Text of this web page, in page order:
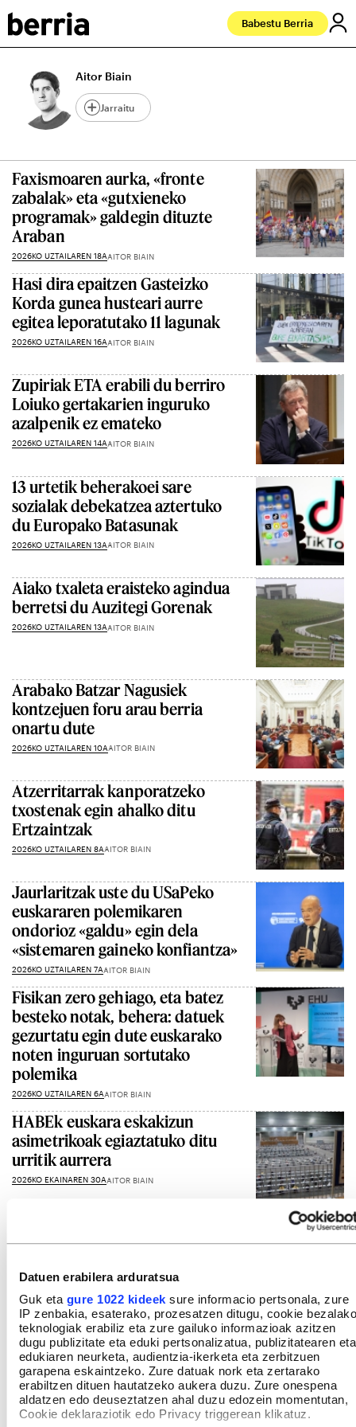
Datuen erabilera arduratsua
Guk eta gure 1022 kideek sure informacio pertsonala, zure
IP zenbakia, esaterako, prozesatzen ditugu, cookie bezalako
teknologiak erabiliz eta zure gailuko informazioak azitzen
dugu publizitate eta eduki pertsonalizatua, publizitatearen eta
edukiaren neurketa, audientzia-ikerketa eta zerbitzuen
garapena eskaintzeko. Zure datuak nork eta zertarako
erabiltzen dituen hautatzeko aukera duzu. Zure onespena
aldatzen edo deuseztatzen ahal duzu edozein momentutan,
Cookie deklaraziotik edo Privacy triggerean klikatuz.
Babestu Berria
Aitor Biain
Jarraitu
Faxismoaren aurka, «fronte
zabalak» eta «gutxieneko
programak» galdegin dituzte
Araban
2026KO UZTAILAREN 18AAITOR BIAIN
Hasi dira epaitzen Gasteizko
Korda gunea husteari aurre
egitea leporatutako 11 lagunak
2026KO UZTAILAREN 16AAITOR BIAIN
Zupiriak ETA erabili du berriro
Loiuko gertakarien inguruko
azalpenik ez emateko
2026KO UZTAILAREN 14AAITOR BIAIN
13 urtetik beherakoei sare
sozialak debekatzea aztertuko
du Europako Batasunak
2026KO UZTAILAREN 13AAITOR BIAIN
Aiako txaleta eraisteko agindua
berretsi du Auzitegi Gorenak
2026KO UZTAILAREN 13AAITOR BIAIN
Arabako Batzar Nagusiek
kontzejuen foru arau berria
onartu dute
2026KO UZTAILAREN 10AAITOR BIAIN
Atzerritarrak kanporatzeko
txostenak egin ahalko ditu
Ertzaintzak
2026KO UZTAILAREN 8AAITOR BIAIN
Jaurlaritzak uste du USaPeko
euskararen polemikaren
ondorioz «galdu» egin dela
«sistemaren gaineko konfiantza»
2026KO UZTAILAREN 7AAITOR BIAIN
Fisikan zero gehiago, eta batez
besteko notak, behera: datuek
gezurtatu egin dute euskarako
noten inguruan sortutako
polemika
2026KO UZTAILAREN 6AAITOR BIAIN
HABEk euskara eskakizun
asimetrikoak egiaztatuko ditu
urritik aurrera
2026KO EKAINAREN 30AAITOR BIAIN